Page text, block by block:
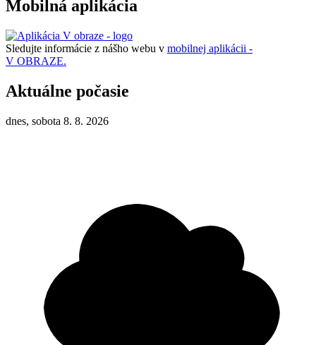
Mobilná aplikácia
Sledujte informácie z nášho webu v mobilnej aplikácii -
V OBRAZE.
Aktuálne počasie
dnes, sobota 8. 8. 2026